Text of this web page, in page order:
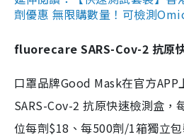
劑優惠 無限購數量！可檢測
fluorecare SARS-Cov-2 抗原
口罩品牌Good Mask在官方
SARS-Cov-2 抗原快速檢測盒，
位每劑$18、每500劑/1箱獨立